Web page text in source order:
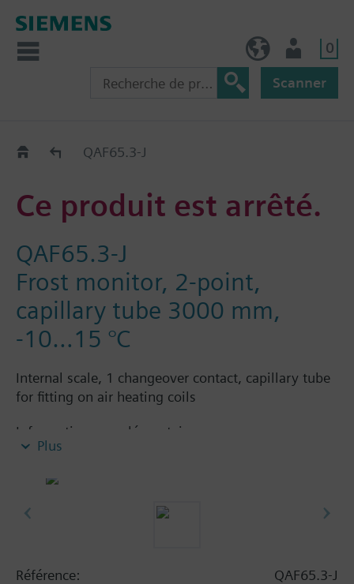
0
Scanner
Old2NewQAF65.3-J
Ce produit est arrêté.
QAF65.3-J
Frost monitor, 2-point,
capillary tube 3000 mm,
-10…15 °C
Internal scale, 1 changeover contact, capillary tube
for fitting on air heating coils
Information complémentaire
For fixing the capillary, accessory AQM63.2 (2 x 3
clamps type FK-TZ1 is required.
Remarque
Plus
Référence:
QAF65.3-J